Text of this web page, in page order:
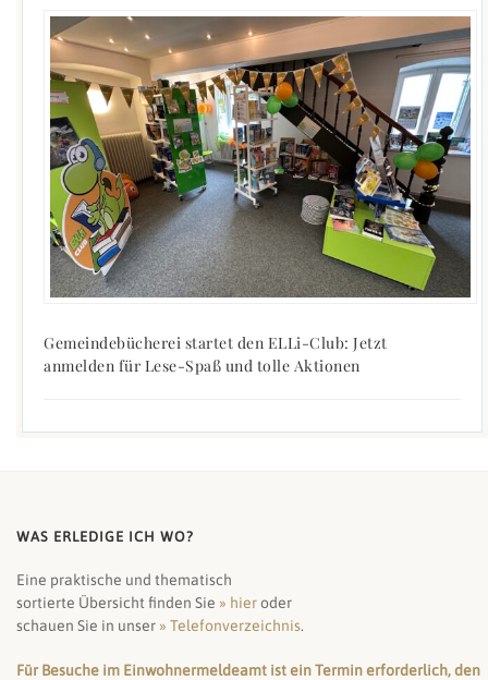
Gemeindebücherei startet den ELLi-Club: Jetzt
anmelden für Lese-Spaß und tolle Aktionen
WAS ERLEDIGE ICH WO?
Eine praktische und thematisch
sortierte Übersicht finden Sie » hieroder
schauen Sie in unser » Telefonverzeichnis.
Für Besuche im Einwohnermeldeamt ist ein Termin erforderlich, den